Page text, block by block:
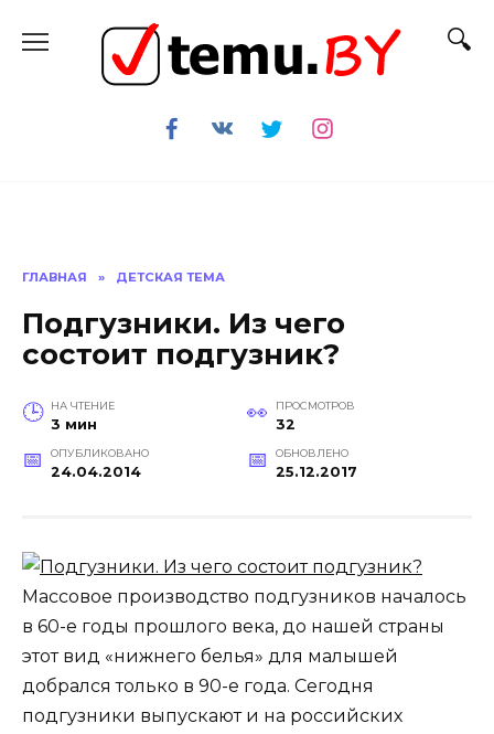
содержанию
ГЛАВНАЯ » ДЕТСКАЯ ТЕМА
Подгузники. Из чего
состоит подгузник?
НА ЧТЕНИЕ
3 мин
ПРОСМОТРОВ
32
ОПУБЛИКОВАНО
24.04.2014
ОБНОВЛЕНО
25.12.2017
Массовое производство подгузников началось
в 60-е годы прошлого века, до нашей страны
этот вид «нижнего белья» для малышей
добрался только в 90-е года. Сегодня
подгузники выпускают и на российских